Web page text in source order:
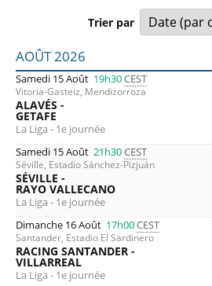
Trier par
Liste des prochains matchs : La
AOÛT 2026
Samedi 15 Août 19h30CEST
Vitoria-Gasteiz, Mendizorroza
ALAVÉS -
GETAFE
La Liga - 1e journée
Samedi 15 Août 21h30CEST
Séville, Estadio Sánchez-Pizjuán
SÉVILLE -
RAYO VALLECANO
La Liga - 1e journée
Dimanche 16 Août 17h00CEST
Santander, Estadio El Sardinero
RACING SANTANDER -
VILLARREAL
La Liga - 1e journée